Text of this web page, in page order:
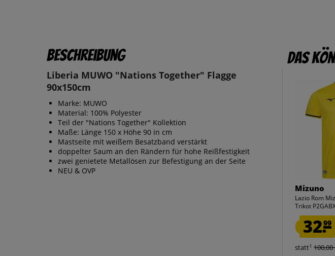
Beschreibung
Liberia MUWO "Nations Together" Flagge
90x150cm
Marke: MUWO
Material: 100% Polyester
Teil der "Nations Together" Kollektion
Maße: Länge 150 x Höhe 90 in cm
Mastseite mit weißem Besatzband verstärkt
doppelter Saum an den Rändern für hohe Reißfestigkeit
zwei genietete Metallösen zur Befestigung an der Seite
NEU & OVP
Das
Mizuno
Lazio Rom
Trikot
32.99
statt1 100,00